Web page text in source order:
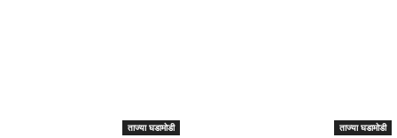
ताज्या घडामोडी ताज्या घडामोडी